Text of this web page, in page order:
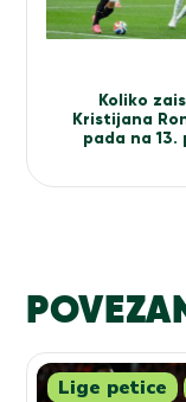
Koliko
Kristijana
pada na 13.
Lige petice